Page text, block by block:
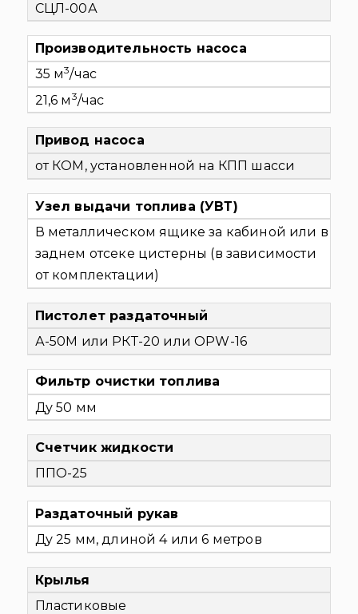
СЦЛ-00А
Производительность насоса
35 м3/час
21,6 м 3/час
Привод насоса
от КОМ, установленной на КПП шасси
Узел выдачи топлива (УВТ)
В металлическом ящике за кабиной или в
заднем отсеке цистерны (в зависимости
от комплектации)
Пистолет раздаточный
А-50М или РКТ-20 или OPW-16
Фильтр очистки топлива
Ду 50 мм
Счетчик жидкости
ППО-25
Раздаточный рукав
Ду 25 мм, длиной 4 или 6 метров
Крылья
Пластиковые